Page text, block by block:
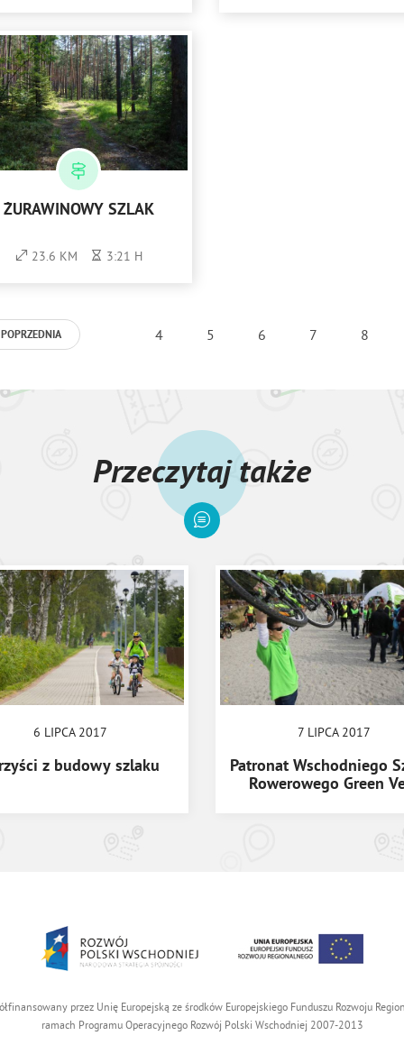
ŻURAWINOWY SZLAK
23.6 KM 3:21 H
POPRZEDNIA 4 5 6 7 8
Przeczytaj także
6 LIPCA 2017
z budowy szlaku
7 LIPCA 2017
Patronat Wschodniego
Rowerowego Green
przez Unię Europejską ze środków Europejskiego Funduszu Rozwoju
ramach Programu Operacyjnego Rozwój Polski Wschodniej 2007-2013